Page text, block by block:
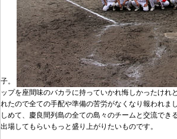
子。
ップを座間味のバカラに持っていかれ悔しかったけれ
れたので全ての手配や準備の苦労がなくなり報われま
しめて、慶良間列島の全ての島々のチームと交流で
出場してもらいもっと盛り上がりたいものです。